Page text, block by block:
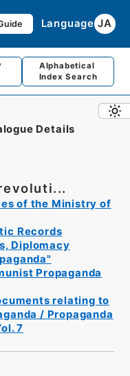
Language JA
Alphabetical
Index Search
Details
of the Ministry of
Records
Diplomacy
Propaganda
relating to
/ Propaganda
7